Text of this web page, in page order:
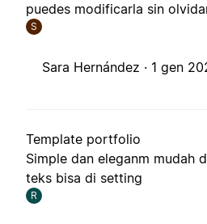
puedes modificarla sin
S
Sara Hernández · 1 gen
Template portfolio
Simple dan eleganm mudah
teks bisa di setting
R